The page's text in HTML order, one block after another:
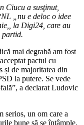
Ciucu a susţinut,
„nu e deloc o idee
la Digi24, care au
partid.
mai degrabă am fost
pactul cu
și de majoritatea din
la putere. Se vede
a declarat Ludovic
serios, un om care a
bune să se întâmple,